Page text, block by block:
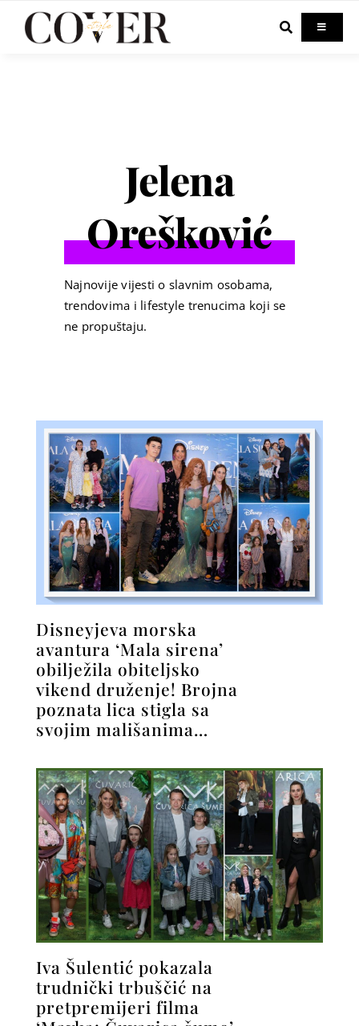
Toggle
Out & About
Jelena
Orešković
Najnovije vijesti o slavnim osobama,
trendovima i lifestyle trenucima koji se
ne propuštaju.
Disneyjeva morska
avantura ‘Mala sirena’
obilježila obiteljsko
vikend druženje! Brojna
poznata lica stigla sa
svojim mališanima…
Iva Šulentić pokazala
trudnički trbuščić na
pretpremijeri filma